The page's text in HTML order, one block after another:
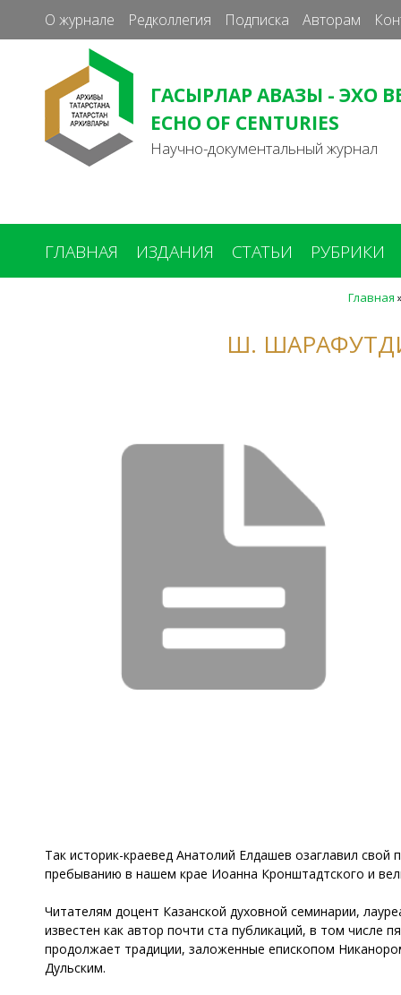
О журнале Редколлегия Подписка Авторам
ГАСЫРЛАР АВАЗЫ - ЭХО
ECHO OF CENTURIES
Научно-документальный журнал
ГЛАВНАЯ ИЗДАНИЯ СТАТЬИ РУБРИКИ
Главная
Ш.
Так историк-краевед Анатолий Елдашев озаглавил
пребыванию в нашем крае Иоанна Кронштадтского и
Читателям доцент Казанской духовной семинарии,
известен как автор почти ста публикаций, в том числе
продолжает традиции, заложенные епископом
Дульским.